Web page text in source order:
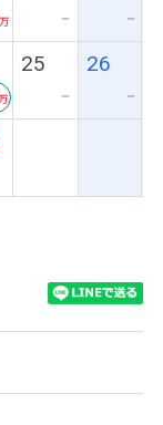
ー ー
25
ー
26
ー